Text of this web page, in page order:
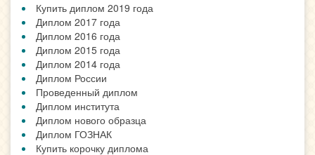
Купить диплом 2019 года
Диплом 2017 года
Диплом 2016 года
Диплом 2015 года
Диплом 2014 года
Диплом России
Проведенный диплом
Диплом института
Диплом нового образца
Диплом ГОЗНАК
Купить корочку диплома